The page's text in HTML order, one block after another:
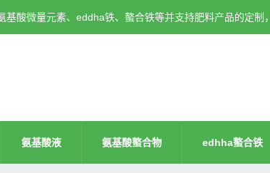
酸微量元素、eddha铁、螯合铁等并支持肥料产品的定制
氨基酸液 氨基酸螯合物 edhha螯合铁